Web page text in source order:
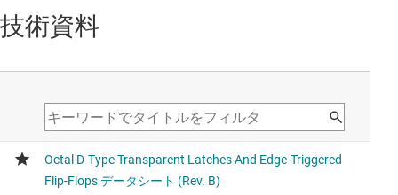
技術資料